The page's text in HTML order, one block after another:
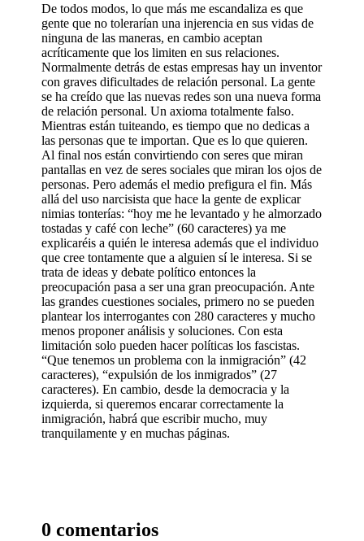
De todos modos, lo que más me escandaliza es que
gente que no tolerarían una injerencia en sus vidas de
ninguna de las maneras, en cambio aceptan
acríticamente que los limiten en sus relaciones.
Normalmente detrás de estas empresas hay un inventor
con graves dificultades de relación personal. La gente
se ha creído que las nuevas redes son una nueva forma
de relación personal. Un axioma totalmente falso.
Mientras están tuiteando, es tiempo que no dedicas a
las personas que te importan. Que es lo que quieren.
Al final nos están convirtiendo con seres que miran
pantallas en vez de seres sociales que miran los ojos de
personas. Pero además el medio prefigura el fin. Más
allá del uso narcisista que hace la gente de explicar
nimias tonterías: “hoy me he levantado y he almorzado
tostadas y café con leche” (60 caracteres) ya me
explicaréis a quién le interesa además que el individuo
que cree tontamente que a alguien sí le interesa. Si se
trata de ideas y debate político entonces la
preocupación pasa a ser una gran preocupación. Ante
las grandes cuestiones sociales, primero no se pueden
plantear los interrogantes con 280 caracteres y mucho
menos proponer análisis y soluciones. Con esta
limitación solo pueden hacer políticas los fascistas.
“Que tenemos un problema con la inmigración” (42
caracteres), “expulsión de los inmigrados” (27
caracteres). En cambio, desde la democracia y la
izquierda, si queremos encarar correctamente la
inmigración, habrá que escribir mucho, muy
tranquilamente y en muchas páginas.
0 comentarios